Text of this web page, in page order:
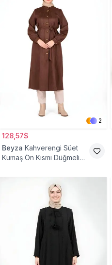
2
128,57$
Beyza Kahverengi Süet
Kumaş Ön Kısmı Düğmeli